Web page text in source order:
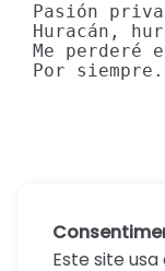
Pasión
Huracán,
Me perderé
Por siempre.
Este site